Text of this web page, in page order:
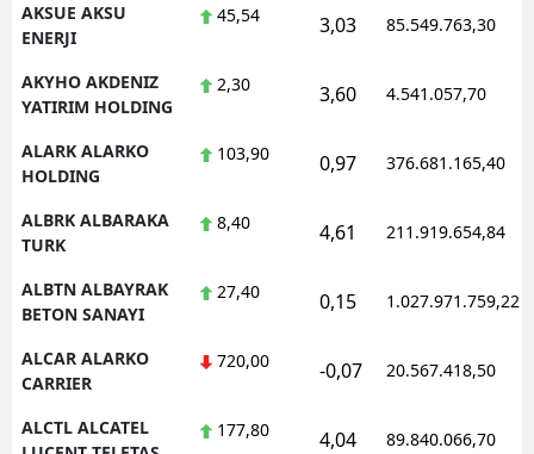
AKSUE AKSU
ENERJI
45,54 3,03 85.549.763,30
AKYHO AKDENIZ
YATIRIM HOLDING
2,30 3,60 4.541.057,70
ALARK ALARKO
HOLDING
103,90 0,97 376.681.165,40
ALBRK ALBARAKA
TURK
8,40 4,61 211.919.654,84
ALBTN ALBAYRAK
BETON SANAYI
27,40 0,15 1.027.971.759,22
ALCAR ALARKO
CARRIER
720,00 -0,07 20.567.418,50
ALCTL ALCATEL
177,80 4,04 89.840.066,70